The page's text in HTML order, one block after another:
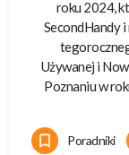
roku 2024,
SecondHandy
Używanej i
Poznaniu w
Poradniki